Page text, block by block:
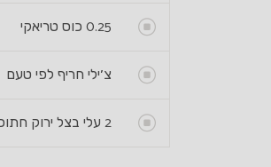
0.25 כוס טריאקי
צ׳ילי חריף לפי טעם
2 עלי בצל ירוק